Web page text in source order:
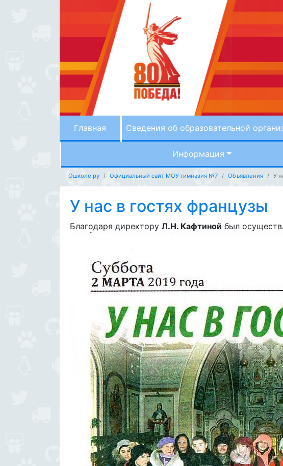
Главная Сведения об образовательной
Информация
Ошколе.ру Официальный сайт МОУ гимназия №7 Объявления У
У нас в гостях французы
Благодаря директору Л.Н. Кафтиной был